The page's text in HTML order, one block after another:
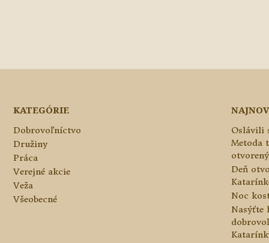
KATEGÓRIE
Dobrovoľníctvo
Družiny
Práca
Verejné akcie
Veža
Všeobecné
Oslávili
Metoda
Deň
Noc
Nasýťte